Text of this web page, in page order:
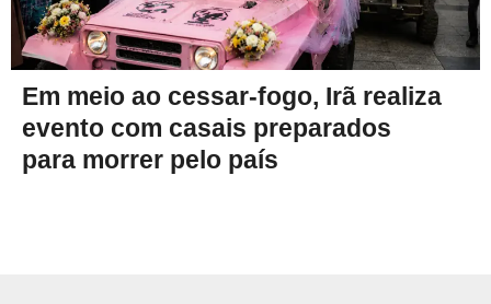
Em meio ao cessar-fogo, Irã realiza
evento com casais preparados
para morrer pelo país